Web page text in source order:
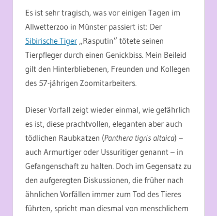
Es ist sehr tragisch, was vor einigen Tagen im
Allwetterzoo in Münster passiert ist: Der
Sibirische Tiger „Rasputin“ tötete seinen
Tierpfleger durch einen Genickbiss. Mein Beileid
gilt den Hinterbliebenen, Freunden und Kollegen
des 57-jährigen Zoomitarbeiters.
Dieser Vorfall zeigt wieder einmal, wie gefährlich
es ist, diese prachtvollen, eleganten aber auch
tödlichen Raubkatzen (Panthera tigris altaica) –
auch Armurtiger oder Ussuritiger genannt – in
Gefangenschaft zu halten. Doch im Gegensatz zu
den aufgeregten Diskussionen, die früher nach
ähnlichen Vorfällen immer zum Tod des Tieres
führten, spricht man diesmal von menschlichem